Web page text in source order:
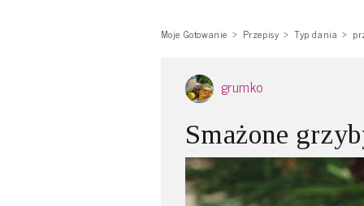
Moje Gotowanie Przepisy Typ dania
grumko
Smażone